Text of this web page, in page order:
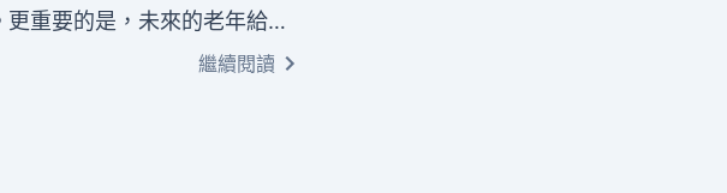
重要的是，未來的老年給付
多年的保障打折扣。本文將
繼續閱讀